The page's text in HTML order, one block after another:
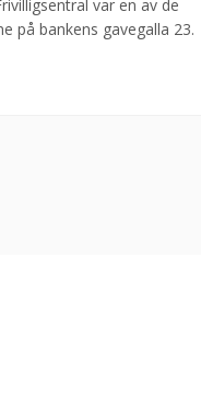
var en av de
på bankens gavegalla 23.